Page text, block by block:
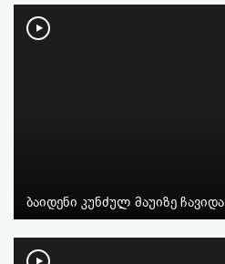
ბაიდენი კუნძულ მაუიზე ჩავიდა